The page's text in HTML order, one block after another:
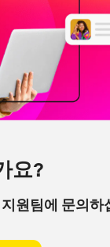
요?
원팀에 문의하